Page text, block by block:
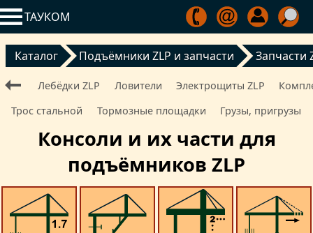
ТАУКОМ
Каталог Подъёмники ZLP и запчасти Запчасти
Лебёдки ZLP Ловители Электрощиты ZLP
Трос стальной
Тормозные площадки Грузы, пригрузы
Консоли и их части для
подъёмников ZLP